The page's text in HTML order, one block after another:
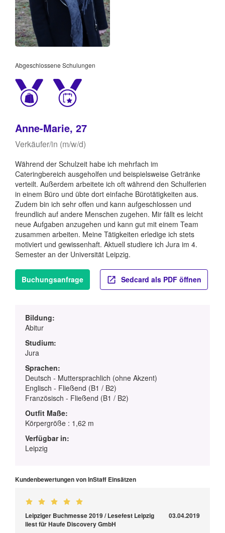
Abgeschlossene Schulungen
Anne-Marie, 27
Verkäufer/in (m/w/d)
Während der Schulzeit habe ich mehrfach im
Cateringbereich ausgeholfen und beispielsweise Getränke
verteilt. Außerdem arbeitete ich oft während den Schulferien
in einem Büro und übte dort einfache Bürotätigkeiten aus.
Zudem bin ich sehr offen und kann aufgeschlossen und
freundlich auf andere Menschen zugehen. Mir fällt es leicht
neue Aufgaben anzugehen und kann gut mit einem Team
zusammen arbeiten. Meine Tätigkeiten erledige ich stets
motiviert und gewissenhaft. Aktuell studiere ich Jura im 4.
Semester an der Universität Leipzig.
Buchungsanfrage Sedcard als PDF öffnen
Bildung:
Abitur
Studium:
Jura
Sprachen:
Deutsch - Muttersprachlich (ohne Akzent)
Englisch - Fließend (B1 / B2)
Französisch - Fließend (B1 / B2)
Outfit Maße:
Körpergröße : 1,62 m
Verfügbar in:
Leipzig
Kundenbewertungen von InStaff Einsätzen
Leipziger Buchmesse 2019 / Lesefest Leipzig
liest für Haufe Discovery GmbH
03.04.2019